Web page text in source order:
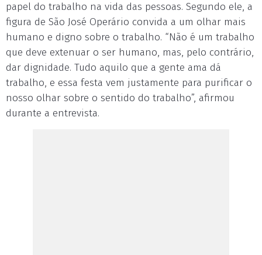
papel do trabalho na vida das pessoas. Segundo ele, a
figura de São José Operário convida a um olhar mais
humano e digno sobre o trabalho. “Não é um trabalho
que deve extenuar o ser humano, mas, pelo contrário,
dar dignidade. Tudo aquilo que a gente ama dá
trabalho, e essa festa vem justamente para purificar o
nosso olhar sobre o sentido do trabalho”, afirmou
durante a entrevista.